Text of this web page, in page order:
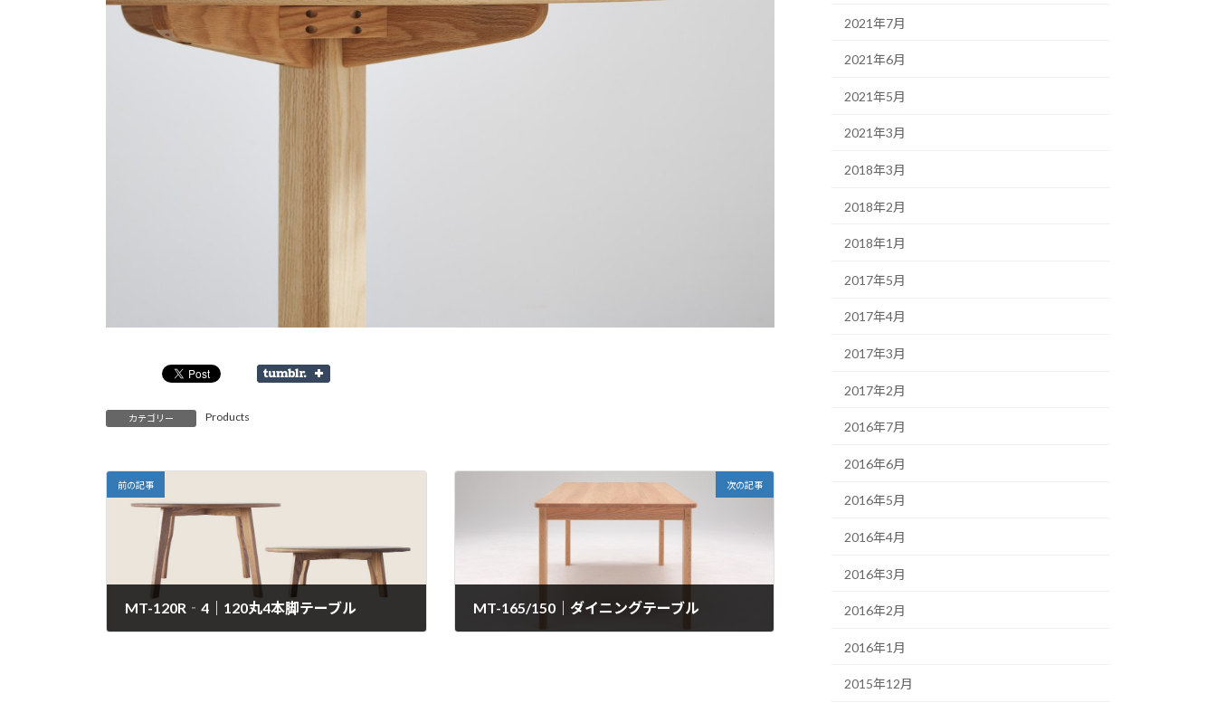
カテゴリー Products
前の記事
MT-120R‐4｜120丸4本脚テーブル
次の記事
MT-165/150｜ダイニングテーブル
2021年7月
2021年6月
2021年5月
2021年3月
2018年3月
2018年2月
2018年1月
2017年5月
2017年4月
2017年3月
2017年2月
2016年7月
2016年6月
2016年5月
2016年4月
2016年3月
2016年2月
2016年1月
2015年12月